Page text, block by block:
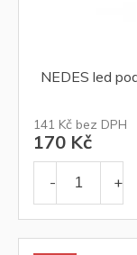
NEDES led
141 Kč bez DPH
170 Kč